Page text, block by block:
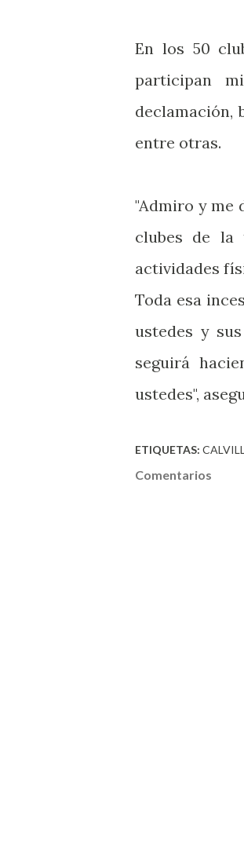
En los 50
participan
declamación,
entre otras.
"Admiro y me
clubes de la
actividades
Toda esa
ustedes y
seguirá
ustedes",
ETIQUETAS:
Comentarios